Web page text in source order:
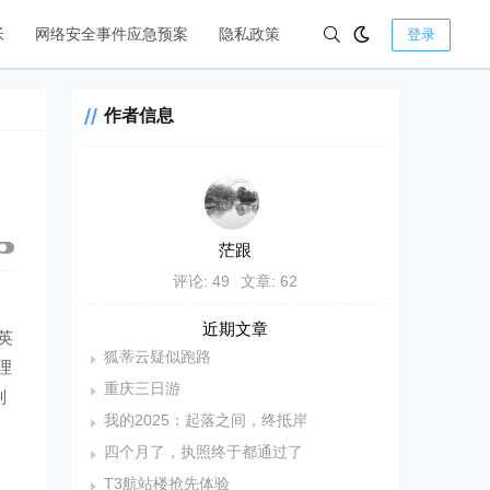
网络安全事件应急预案 隐私政策 登录
作者信息
茫跟
评论: 49 文章: 62
近期文章
狐蒂云疑似跑路
重庆三日游
我的2025：起落之间，终抵岸
四个月了，执照终于都通过了
T3航站楼抢先体验